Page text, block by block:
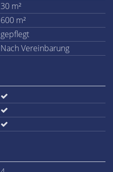
30 m²
600 m²
gepflegt
Nach Vereinbarung